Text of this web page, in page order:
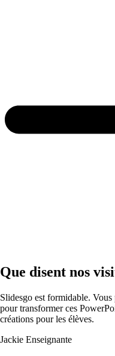
Que disent nos
Slidesgo est formidable.
pour transformer ces
créations pour les élèves.
Jackie Enseignante